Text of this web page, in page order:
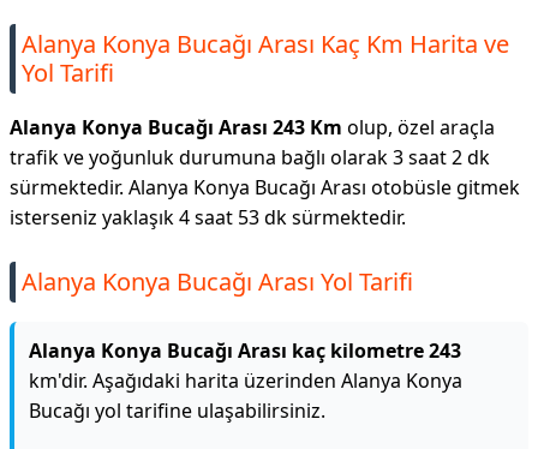
Alanya Konya Bucağı Arası Kaç Km Harita ve
Yol Tarifi
Alanya Konya Bucağı Arası 243 Km olup, özel araçla
trafik ve yoğunluk durumuna bağlı olarak 3 saat 2 dk
sürmektedir. Alanya Konya Bucağı Arası otobüsle gitmek
isterseniz yaklaşık 4 saat 53 dk sürmektedir.
Alanya Konya Bucağı Arası Yol Tarifi
Alanya Konya Bucağı Arası kaç kilometre 243
km'dir. Aşağıdaki harita üzerinden Alanya Konya
Bucağı yol tarifine ulaşabilirsiniz.